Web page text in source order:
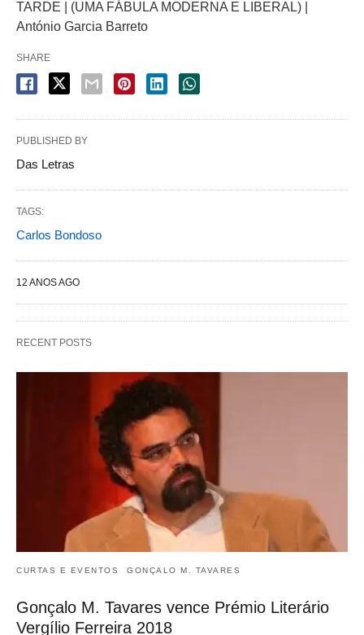
TARDE | (UMA FÁBULA MODERNA E LIBERAL) |
António Garcia Barreto
SHARE
PUBLISHED BY
Das Letras
TAGS:
Carlos Bondoso
12 ANOS AGO
RECENT POSTS
CURTAS E EVENTOS GONÇALO M. TAVARES
Gonçalo M. Tavares vence Prémio Literário
Vergílio Ferreira 2018